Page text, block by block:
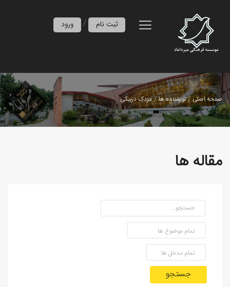
ورود / ثبت نام
صفحه اصلی نویسنده ها مزدک دربیکی
مقاله ها
جستجو